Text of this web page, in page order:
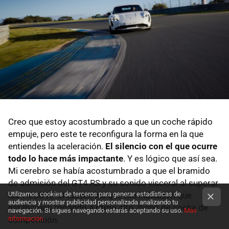
Creo que estoy acostumbrado a que un coche rápido
empuje, pero este te reconfigura la forma en la que
entiendes la aceleración. El silencio con el que ocurre
todo lo hace más impactante. Y es lógico que así sea.
Mi cerebro se había acostumbrado a que el bramido
de admisión del GT4 RS y su sonido visceral al superar
las 7.000 RPM fuesen las que me indicasen que
estábamos rodando a ritmo alto, digno de coche de
competición.
Utilizamos cookies de terceros para generar estadísticas de
audiencia y mostrar publicidad personalizada analizando tu
navegación. Si sigues navegando estarás aceptando su uso.Más
información